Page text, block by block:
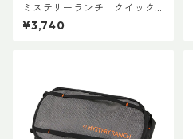
ミステリーランチ クイック
アタッチボイドバッグ スモー
ル
¥3,740